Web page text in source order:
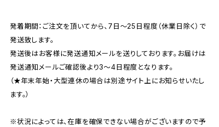
発着期間：ご注文を頂いてから、7日〜25日程度（休業日除く）で
発送致します。
発送後はお客様に発送通知メールを送りしております。お届けは
発送通知メールご確認後より3〜4日程度となります。
（★年末年始・大型連休の場合は別途サイト上にお知らせいたし
ます。）
※状況によっては、在庫を確保できない場合がございますので予